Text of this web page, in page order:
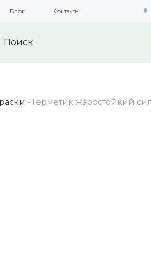
Блог Контакты
- Герметик жаростойкий
технологии для получения данных